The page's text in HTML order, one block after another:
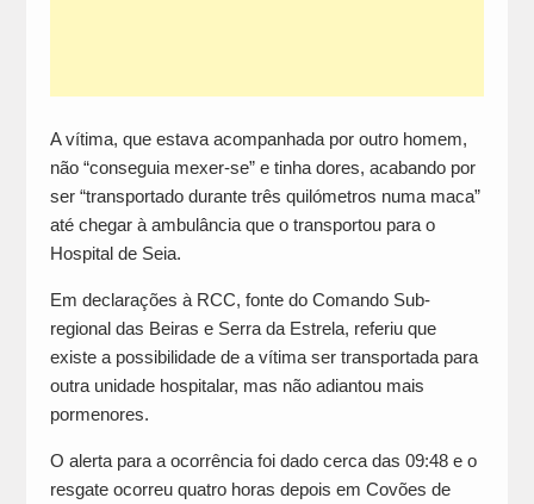
A vítima, que estava acompanhada por outro homem,
não “conseguia mexer-se” e tinha dores, acabando por
ser “transportado durante três quilómetros numa maca”
até chegar à ambulância que o transportou para o
Hospital de Seia.
Em declarações à RCC, fonte do Comando Sub-
regional das Beiras e Serra da Estrela, referiu que
existe a possibilidade de a vítima ser transportada para
outra unidade hospitalar, mas não adiantou mais
pormenores.
O alerta para a ocorrência foi dado cerca das 09:48 e o
resgate ocorreu quatro horas depois em Covões de